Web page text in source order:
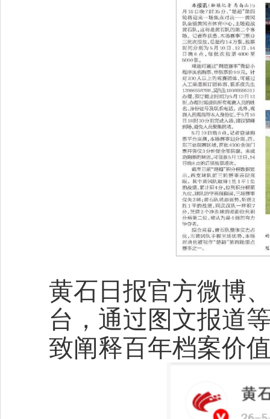
黄石日报官方微博
台，通过图文报道
致阐释百年档案价